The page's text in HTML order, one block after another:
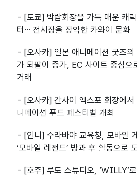
- [도쿄] 박람회장을 가득 매운 캐릭
터… 전시장을 장악한 카와이 문화
- [오사카] 일본 애니메이션 굿즈의
가 되팔이 증가, EC 사이트 중심으
거래
- [오사카] 간사이 엑스포 회장에서
니메이션 푸드 페스티벌 개최
- [인니] 수라바야 교육청, 모바일
‘모바일 레전드’ 방과 후 활동으로
- [호주] 루도 스튜디오, ‘WILLY’